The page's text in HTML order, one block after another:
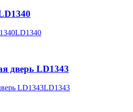
LD1340
дверь LD1343
LD1343